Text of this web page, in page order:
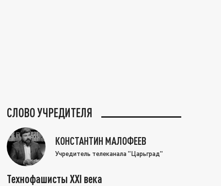
СЛОВО УЧРЕДИТЕЛЯ
КОНСТАНТИН МАЛОФЕЕВ
Учредитель телеканала "Царьград"
Технофашисты XXI века